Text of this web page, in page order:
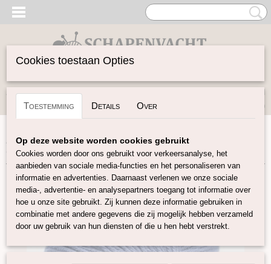
Inloggen Registreren
(0)
Home>Garen>Merken>BC Garn>Alba Gots
GOTS - Jeansblauw
Cookies toestaan Opties
Toestemming Details Over
Op deze website worden cookies gebruikt
Cookies worden door ons gebruikt voor verkeersanalyse, het
aanbieden van sociale media-functies en het personaliseren van
informatie en advertenties. Daarnaast verlenen we onze sociale
media-, advertentie- en analysepartners toegang tot informatie over
hoe u onze site gebruikt. Zij kunnen deze informatie gebruiken in
combinatie met andere gegevens die zij mogelijk hebben verzameld
door uw gebruik van hun diensten of die u hen hebt verstrekt.